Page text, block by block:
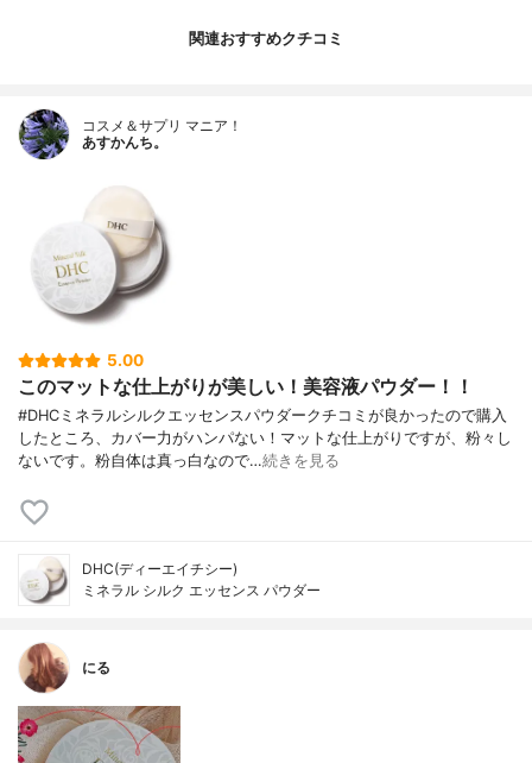
関連おすすめクチコミ
コスメ＆サプリ マニア！
あすかんち。
5.00
このマットな仕上がりが美しい！美容液パウダー！！
#DHCミネラルシルクエッセンスパウダークチコミが良かったので購入
したところ、カバー力がハンパない！マットな仕上がりですが、粉々し
ないです。粉自体は真っ白なので…続きを見る
DHC(ディーエイチシー)
ミネラル シルク エッセンス パウダー
にる